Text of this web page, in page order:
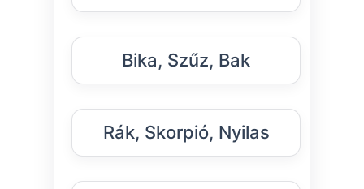
Bika, Szűz, Bak
Rák, Skorpió, Nyilas